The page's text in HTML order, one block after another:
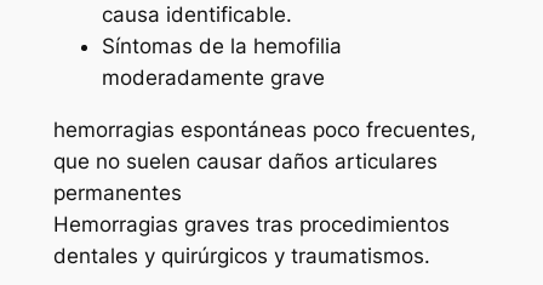
causa identificable.
Síntomas de la hemofilia
moderadamente grave
hemorragias espontáneas poco frecuentes,
que no suelen causar daños articulares
permanentes
Hemorragias graves tras procedimientos
dentales y quirúrgicos y traumatismos.